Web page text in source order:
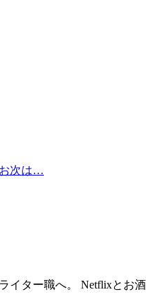
次は…
イター職へ。 Netflixとお酒